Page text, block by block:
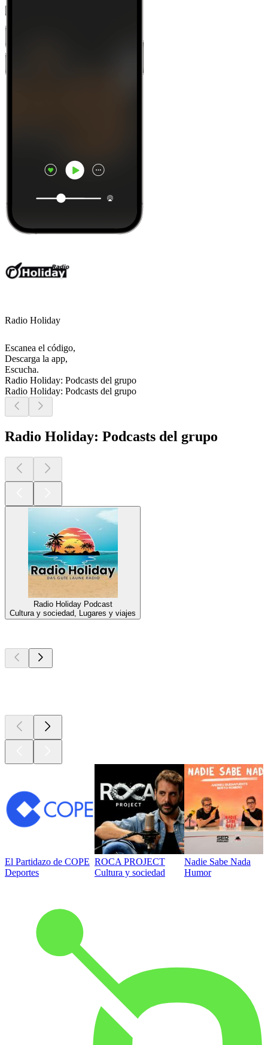
Radio Holiday
Escanea el código,
Descarga la app,
Escucha.
Radio Holiday: Podcasts del grupo
Radio Holiday: Podcasts del grupo
Radio Holiday: Podcasts del grupo
Radio Holiday Podcast
Cultura y sociedad, Lugares y viajes
El Partidazo de COPE
Deportes
ROCA PROJECT
Cultura y sociedad
Nadie Sabe Nada
Humor